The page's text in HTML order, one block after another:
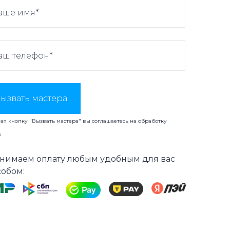
мастера
кнопку "Вызвать мастера" вы соглашаетесь наобработку
оплату любым удобным для вас